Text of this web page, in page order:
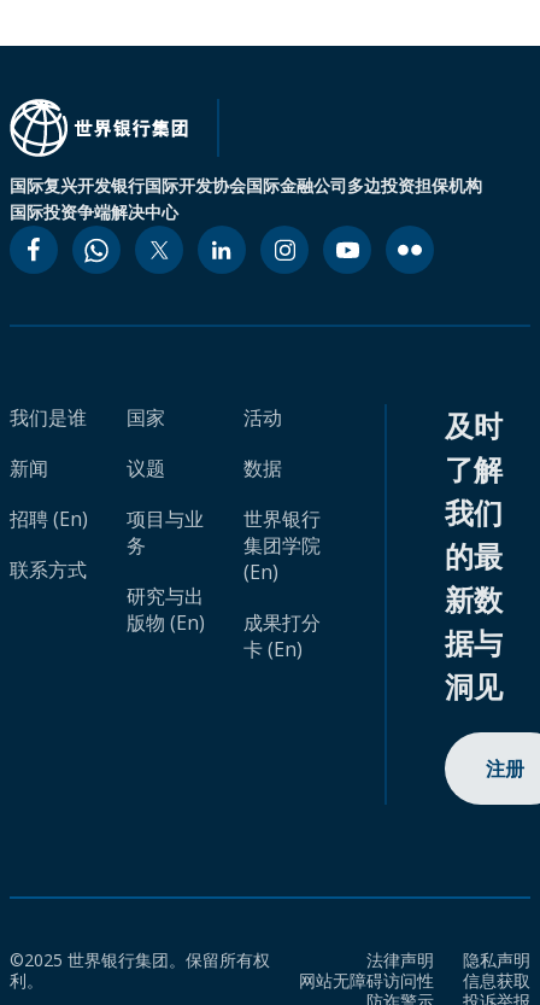
国际复兴开发银行国际开发协会国际金融公司多边投资担保机构
国际投资争端解决中心
我们是谁
新闻
招聘 (En)
联系方式
国家
议题
项目与业
务
研究与出
版物 (En)
活动
数据
世界银行
集团学院
(En)
成果打分
卡 (En)
及时
了解
我们
的最
新数
据与
洞见
注册
©2025 世界银行集团。保留所有权
利。
法律声明
隐私声明
网站无障碍访问性
信息获取